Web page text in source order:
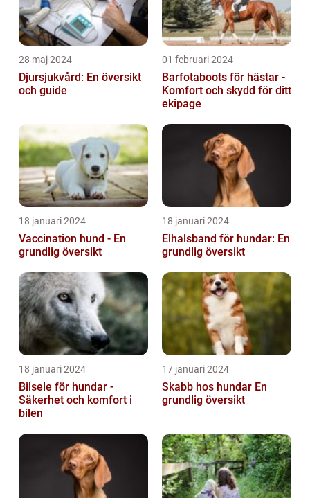
28 maj 2024
Djursjukvård: En översikt
och guide
01 februari 2024
Barfotaboots för hästar -
Komfort och skydd för ditt
ekipage
18 januari 2024
Vaccination hund - En
grundlig översikt
18 januari 2024
Elhalsband för hundar: En
grundlig översikt
18 januari 2024
Bilsele för hundar -
Säkerhet och komfort i
bilen
17 januari 2024
Skabb hos hundar En
grundlig översikt